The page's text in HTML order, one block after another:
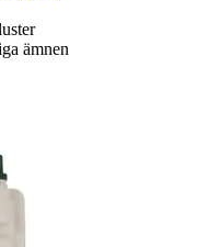
ämnen